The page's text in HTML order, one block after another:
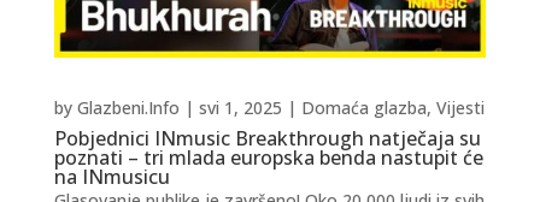
Pobjednici INmusic Breakthrough natječaja su
poznati – tri mlada europska benda nastupit će
na INmusicu
by Glazbeni.Info | svi 1, 2025 | Domaća glazba, Vijesti